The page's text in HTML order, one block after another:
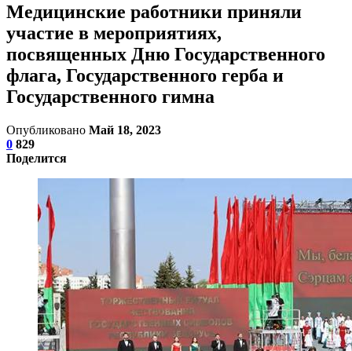
Медицинские работники приняли
участие в мероприятиях,
посвященных Дню Государственного
флага, Государственного герба и
Государственного гимна
Опубликовано Май 18, 2023
0 829
Поделится